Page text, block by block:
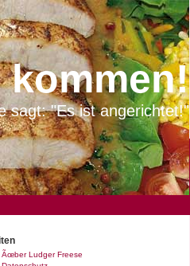
kommen!
sagt: "Es ist angerichtet!"
Ãœber Ludger Freese